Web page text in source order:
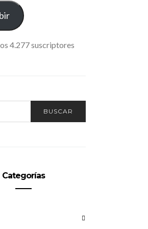
4.277 suscriptores
BUSCAR
Categorías